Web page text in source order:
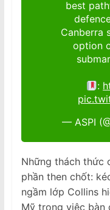
best
Canberra
option
:
— ASPI
Những thách thức
phần then chốt:
ngầm lớp Collins
Mỹ trong việc bàn